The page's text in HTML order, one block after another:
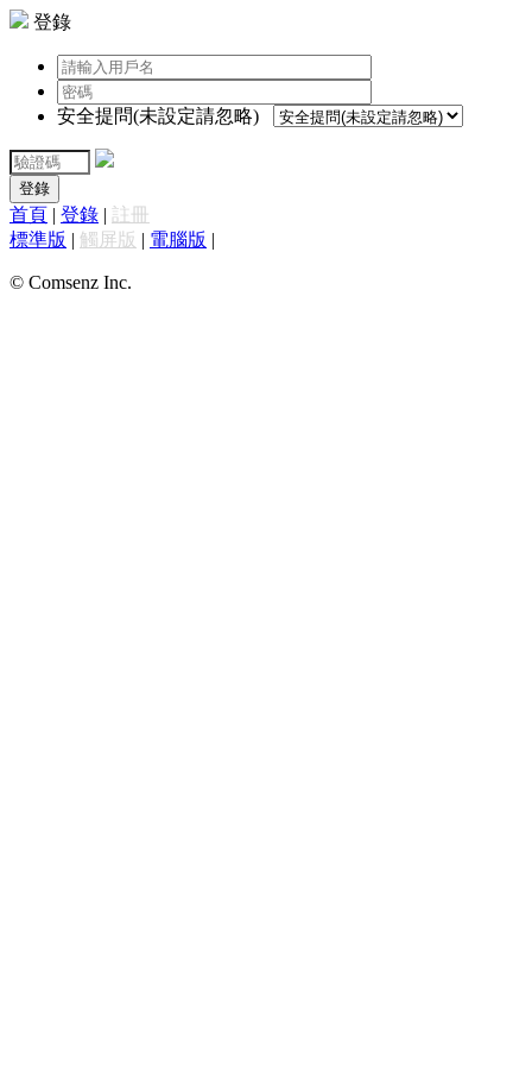
登錄
安全提問(未設定請忽略)
登錄
首頁 | 登錄 | 註冊
標準版 | 觸屏版 | 電腦版 |
© Comsenz Inc.